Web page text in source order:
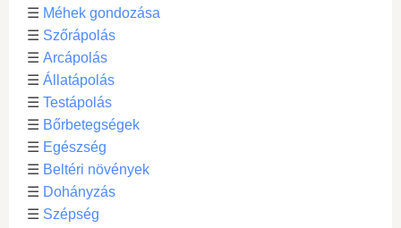
☰ Méhek gondozása
☰ Szőrápolás
☰ Arcápolás
☰ Állatápolás
☰ Testápolás
☰ Bőrbetegségek
☰ Egészség
☰ Beltéri növények
☰ Dohányzás
☰ Szépség